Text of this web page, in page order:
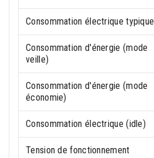
Consommation électrique typique
Consommation d'énergie (mode
veille)
Consommation d'énergie (mode
économie)
Consommation électrique (idle)
Tension de fonctionnement